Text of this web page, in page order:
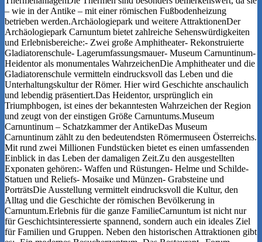
– wie in der Antike – mit einer römischen Fußbodenheizung
betrieben werden.Archäologiepark und weitere AttraktionenDer
Archäologiepark Carnuntum bietet zahlreiche Sehenswürdigkeiten
und Erlebnisbereiche:- Zwei große Amphitheater- Rekonstruierte
Gladiatorenschule- Lagerumfassungsmauer- Museum Carnuntinum-
Heidentor als monumentales WahrzeichenDie Amphitheater und die
Gladiatorenschule vermitteln eindrucksvoll das Leben und die
Unterhaltungskultur der Römer. Hier wird Geschichte anschaulich
und lebendig präsentiert.Das Heidentor, ursprünglich ein
Triumphbogen, ist eines der bekanntesten Wahrzeichen der Region
und zeugt von der einstigen Größe Carnuntums.Museum
Carnuntinum – Schatzkammer der AntikeDas Museum
Carnuntinum zählt zu den bedeutendsten Römermuseen Österreichs.
Mit rund zwei Millionen Fundstücken bietet es einen umfassenden
Einblick in das Leben der damaligen Zeit.Zu den ausgestellten
Exponaten gehören:- Waffen und Rüstungen- Helme und Schilde-
Statuen und Reliefs- Mosaike und Münzen- Grabsteine und
PorträtsDie Ausstellung vermittelt eindrucksvoll die Kultur, den
Alltag und die Geschichte der römischen Bevölkerung in
Carnuntum.Erlebnis für die ganze FamilieCarnuntum ist nicht nur
für Geschichtsinteressierte spannend, sondern auch ein ideales Ziel
für Familien und Gruppen. Neben den historischen Attraktionen gibt